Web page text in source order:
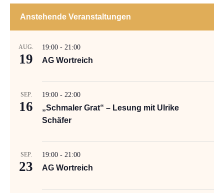
Anstehende Veranstaltungen
AUG.
19
19:00 - 21:00
AG Wortreich
SEP.
16
19:00 - 22:00
„Schmaler Grat“ – Lesung mit Ulrike
Schäfer
SEP.
23
19:00 - 21:00
AG Wortreich